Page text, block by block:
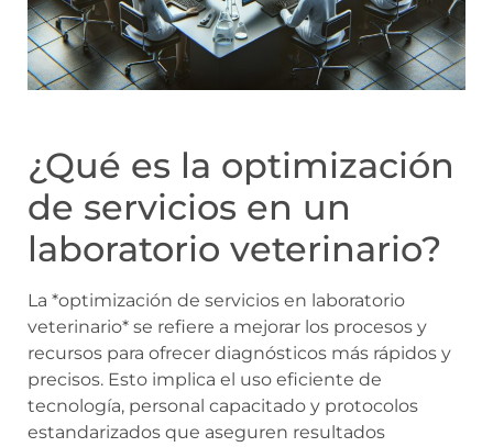
¿Qué es la optimización
de servicios en un
laboratorio veterinario?
La *optimización de servicios en laboratorio
veterinario* se refiere a mejorar los procesos y
recursos para ofrecer diagnósticos más rápidos y
precisos. Esto implica el uso eficiente de
tecnología, personal capacitado y protocolos
estandarizados que aseguren resultados